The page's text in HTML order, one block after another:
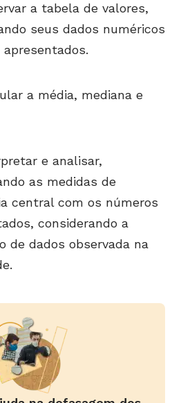
a tabela de valores,
seus dados numéricos
a média, mediana e
e analisar,
as medidas de
central com os números
considerando a
de dados observada na